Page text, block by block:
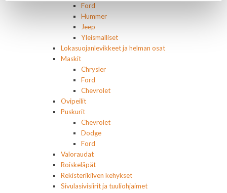
Ford
Hummer
Jeep
Yleismalliset
Lokasuojanlevikkeet ja helman osat
Maskit
Chrysler
Ford
Chevrolet
Ovipeilit
Puskurit
Chevrolet
Dodge
Ford
Valoraudat
Roiskeläpät
Rekisterikilven kehykset
Sivulasivisiirit ja tuuliohjaimet